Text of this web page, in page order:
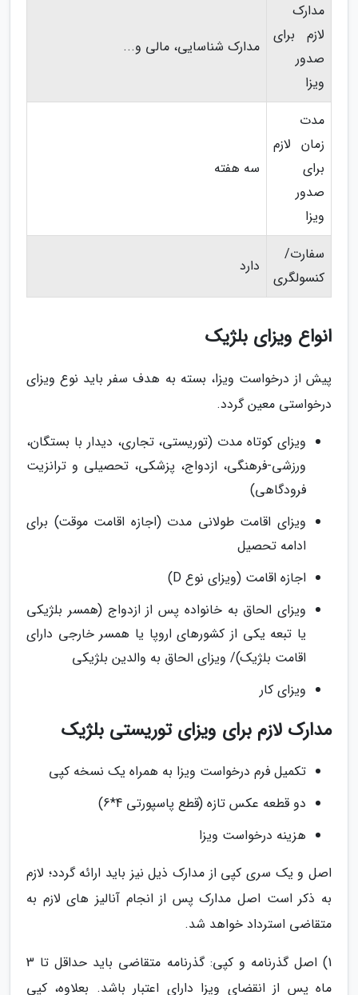
مدارک
لازم برای
صدور
ویزا
مدارک شناسایی، مالی و...
مدت
زمان لازم
برای
صدور
ویزا
سه هفته
سفارت/
کنسولگری
دارد
انواع ویزای بلژیک
پیش از درخواست ویزا، بسته به هدف سفر باید نوع ویزای
درخواستی معین گردد.
ویزای کوتاه مدت (توریستی، تجاری، دیدار با بستگان،
ورزشی-فرهنگی، ازدواج، پزشکی، تحصیلی و ترانزیت
فرودگاهی)
ویزای اقامت طولانی مدت (اجازه اقامت موقت) برای
ادامه تحصیل
اجازه اقامت (ویزای نوع D)
ویزای الحاق به خانواده پس از ازدواج (همسر بلژیکی
یا تبعه یکی از کشورهای اروپا یا همسر خارجی دارای
اقامت بلژیک)/ ویزای الحاق به والدین بلژیکی
ویزای کار
مدارک لازم برای ویزای توریستی بلژیک
تکمیل فرم درخواست ویزا به همراه یک نسخه کپی
دو قطعه عکس تازه (قطع پاسپورتی 4*6)
هزینه درخواست ویزا
اصل و یک سری کپی از مدارک ذیل نیز باید ارائه گردد؛ لازم
به ذکر است اصل مدارک پس از انجام آنالیز های لازم به
متقاضی استرداد خواهد شد.
1) اصل گذرنامه و کپی: گذرنامه متقاضی باید حداقل تا 3
ماه پس از انقضای ویزا دارای اعتبار باشد. بعلاوه، کپی